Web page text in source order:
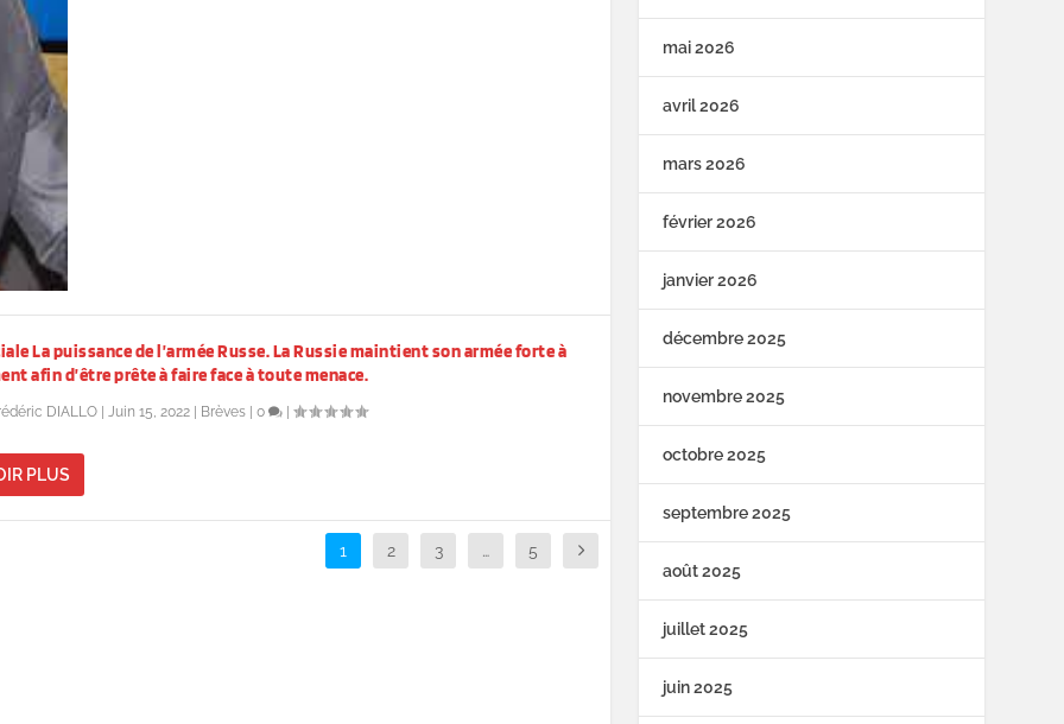
La puissance de l’armée Russe. La Russie maintient son armée forte à
afin d’être prête à faire face à toute menace.
DIALLO |Juin 15, 2022 Brèves |0 |
PLUS
1 2 3 … 5
mai 2026
avril 2026
mars 2026
février 2026
janvier 2026
décembre 2025
novembre 2025
octobre 2025
septembre 2025
août 2025
juillet 2025
juin 2025